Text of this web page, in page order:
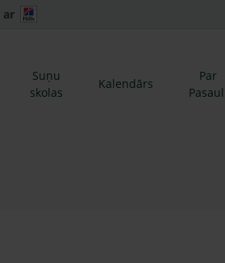
ar
Suņu
skolas
Kalendārs
Par
Pasauli